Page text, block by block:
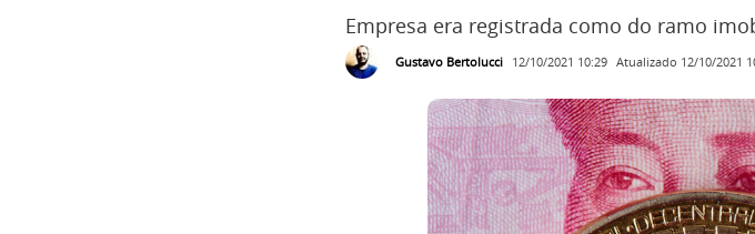
Empresa era registrada como do ramo
Gustavo Bertolucci 12/10/2021 10:29 Atualizado 12/10/2021